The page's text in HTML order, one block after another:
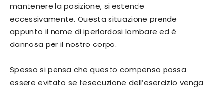
mantenere la posizione, si estende
eccessivamente. Questa situazione prende
appunto il nome di iperlordosi lombare ed è
dannosa per il nostro corpo.
Spesso si pensa che questo compenso possa
essere evitato se l’esecuzione dell’esercizio venga